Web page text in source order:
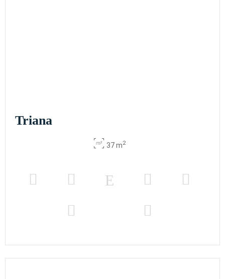
Triana
37 m2